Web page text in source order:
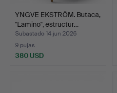
YNGVE EKSTRÖM. Butaca,
"Lamino", estructur…
Subastado 14 jun 2026
9 pujas
380 USD